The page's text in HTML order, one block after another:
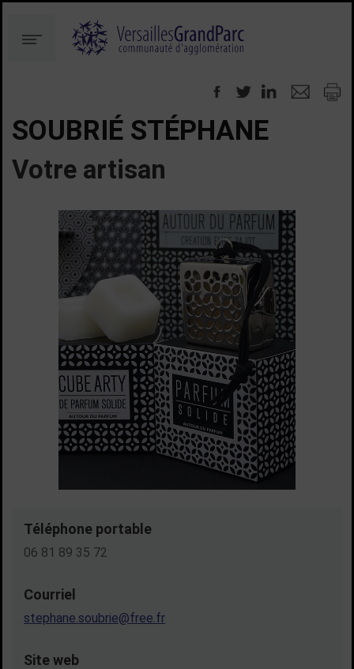
au
contenu
à
Menu
SOUBRIÉ STÉPHANE
Votre artisan
Téléphone portable
06 81 89 35 72
Courriel
stephane.soubrie@free.fr
Site web